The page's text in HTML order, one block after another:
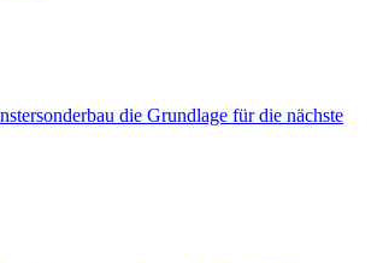
die Grundlage für die nächste